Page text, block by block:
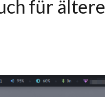
für ältere